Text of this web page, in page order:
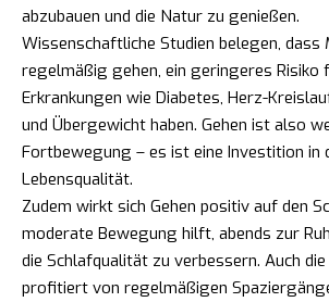
abzubauen und die Natur zu genießen.
Wissenschaftliche Studien belegen, dass
regelmäßig gehen, ein geringeres Risiko
Erkrankungen wie Diabetes, Herz-
und Übergewicht haben. Gehen ist also
Fortbewegung – es ist eine Investition in
Lebensqualität.
Zudem wirkt sich Gehen positiv auf den
moderate Bewegung hilft, abends zur
die Schlafqualität zu verbessern. Auch
profitiert von regelmäßigen